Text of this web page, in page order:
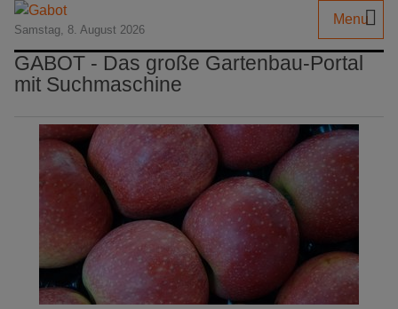
Samstag, 8. August 2026
Menu
GABOT - Das große Gartenbau-Portal
mit Suchmaschine